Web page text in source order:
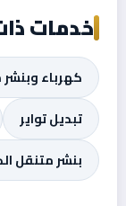
خدمات
كهرباء
تبديل تواير
بنشر متنقل